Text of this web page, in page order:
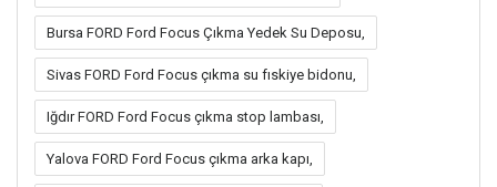
Bursa FORD Ford Focus Çıkma Yedek Su Deposu,
Sivas FORD Ford Focus çıkma su fıskiye bidonu,
Iğdır FORD Ford Focus çıkma stop lambası,
Yalova FORD Ford Focus çıkma arka kapı,